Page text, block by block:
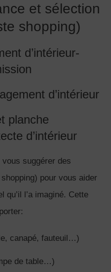
et sélection
shopping)
d’intérieur-
d’intérieur
planche
d’intérieur
vous suggérer des
pour vous aider
qu’il l’a imaginé. Cette
canapé, fauteuil…)
de table…)